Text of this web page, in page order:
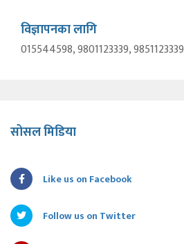
विज्ञापनका लागि
015544598, 9801123339, 9851123339
सोसल मिडिया
Like us on Facebook
Follow us on Twitter